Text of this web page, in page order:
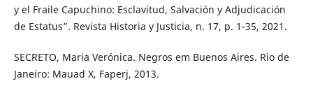
y el Fraile Capuchino: Esclavitud, Salvación y Adjudicación
de Estatus”. Revista Historia y Justicia, n. 17, p. 1-35, 2021.
SECRETO, Maria Verónica. Negros em Buenos Aires. Rio de
Janeiro: Mauad X, Faperj, 2013.